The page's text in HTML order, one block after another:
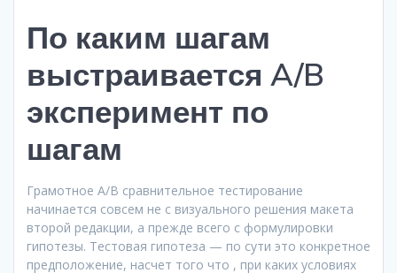
По каким шагам
выстраивается A/B
эксперимент по
шагам
Грамотное A/B сравнительное тестирование
начинается совсем не с визуального решения макета
второй редакции, а прежде всего с формулировки
гипотезы. Тестовая гипотеза — по сути это конкретное
предположение, насчет того что , при каких условиях